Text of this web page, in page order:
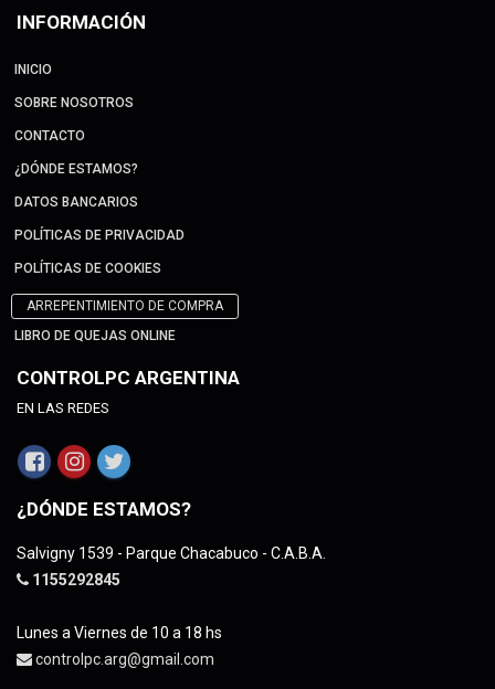
INFORMACIÓN
INICIO
SOBRE NOSOTROS
CONTACTO
¿DÓNDE ESTAMOS?
DATOS BANCARIOS
POLÍTICAS DE PRIVACIDAD
POLÍTICAS DE COOKIES
ARREPENTIMIENTO DE COMPRA
LIBRO DE QUEJAS ONLINE
CONTROLPC ARGENTINA
EN LAS REDES
¿DÓNDE ESTAMOS?
Salvigny 1539 - Parque Chacabuco - C.A.B.A.
1155292845
Lunes a Viernes de 10 a 18 hs
controlpc.arg@gmail.com